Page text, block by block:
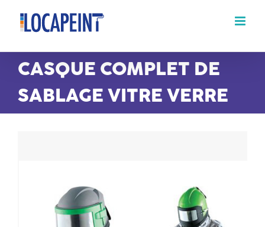
Passer
contenu
CASQUE COMPLET DE
SABLAGE VITRE VERRE